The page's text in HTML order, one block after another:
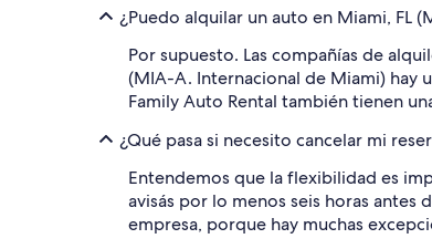
¿Puedo alquilar un auto en Miami, FL
Por supuesto. Las compañías de
(MIA-A. Internacional de Miami) hay
Family Auto Rental también tienen
¿Qué pasa si necesito cancelar mi
Entendemos que la flexibilidad es
avisás por lo menos seis horas
empresa, porque hay muchas